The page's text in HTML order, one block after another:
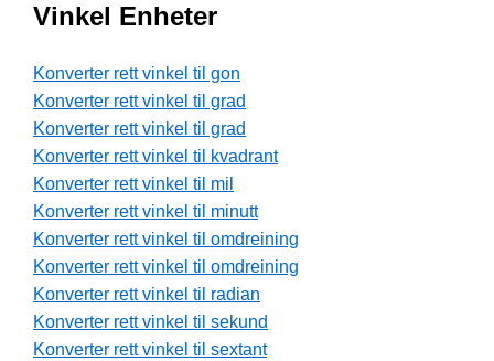
Vinkel Enheter
Konverter rett vinkel til gon
Konverter rett vinkel til grad
Konverter rett vinkel til grad
Konverter rett vinkel til kvadrant
Konverter rett vinkel til mil
Konverter rett vinkel til minutt
Konverter rett vinkel til omdreining
Konverter rett vinkel til omdreining
Konverter rett vinkel til radian
Konverter rett vinkel til sekund
Konverter rett vinkel til sextant